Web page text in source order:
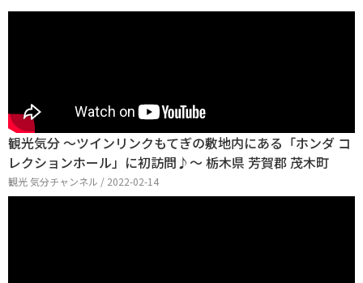
観光気分 ～ツインリンクもてぎの敷地内にある「ホンダ コ
レクションホール」に初訪問♪～ 栃木県 芳賀郡 茂木町
観光 気分チャンネル / 2022-02-14